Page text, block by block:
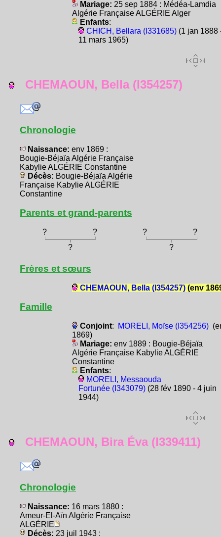
Mariage: 25 sep 1884 : Médéa-Lamdia
Algérie Française ALGÉRIE Alger
Enfants:
CHICH, Bellara (I331685)(1 jan 1888
11 mars 1965)
CHEMAOUN, Bella (I354257)
Chronologie
Naissance: env 1869 :
Bougie-Béjaïa Algérie Française
Kabylie ALGÉRIE Constantine
Décès: Bougie-Béjaïa Algérie
Française Kabylie ALGÉRIE
Constantine
Parents et grand-parents
? ? ?
?
?
?
Frères et sœurs
CHEMAOUN, Bella (I354257)(env
Famille
Conjoint: MORELI, Moïse (I354256)
1869)
Mariage: env 1889 : Bougie-Béjaïa
Algérie Française Kabylie ALGÉRIE
Constantine
Enfants:
MORELI, Messaouda
Fortunée (I343079)(28 fév 1890 - 4 juin
1944)
CHEMAOUN, Bira Éva (I339411)
Chronologie
Naissance: 16 mars 1880 :
Ameur-El-Aïn Algérie Française
ALGÉRIE
Décès: 23 juil 1943 :